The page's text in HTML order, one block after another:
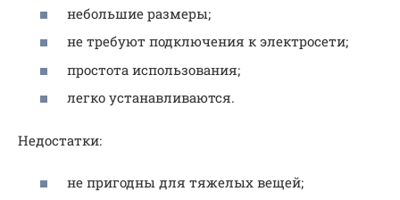
небольшие размеры;
не требуют подключения к электросети;
простота использования;
легко устанавливаются.
Недостатки:
не пригодны для тяжелых вещей;